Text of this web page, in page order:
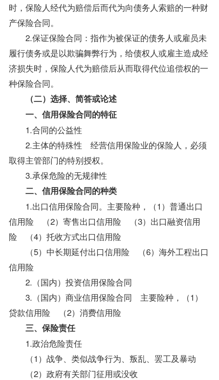
时，保险人经代为赔偿后而代为向债务人索赔的一种财
产保险合同。
2.保证保险合同：指作为被保证的债务人或雇员未
履行债务或是以欺骗舞弊行为，给债权人或雇主造成经
济损失时，保险人代为赔偿后从而取得代位追偿权的一
种保险合同。
（二）选择、简答或论述
一、信用保险合同的特征
1.合同的公益性
2.主体的特殊性 经营信用保险业的保险人，必须
取得主管部门的特别授权。
3.承保危险的无规律性
二、信用保险合同的种类
1.出口信用保险合同。主要险种，（1）普通出口
信用险 （2）寄售出口信用险 （3）出口融资信用
险 （4）托收方式出口信用险
（5）中长期延付出口信用险 （6）海外工程出口
信用险
2.（国内）投资信用保险合同
3.（国内）商业信用保险合同 主要险种，（1）
贷款信用险 （2）消费信用险
三、保险责任
1.政治危险责任
（1）战争、类似战争行为、叛乱、罢工及暴动
（2）政府有关部门征用或没收